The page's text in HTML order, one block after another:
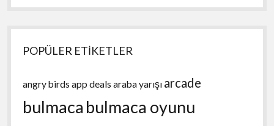
POPÜLER ETİKETLER
angry birds app deals araba yarışı arcade
bulmaca bulmaca oyunu